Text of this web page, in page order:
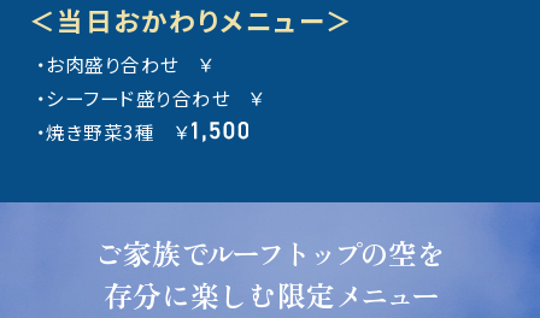
＜当日おかわりメニュー＞
お肉盛り合わせ ￥
シーフード盛り合わせ ￥
焼き野菜3種 ￥
ご家族でルーフトップの空を
存分に楽しむ限定メニュー